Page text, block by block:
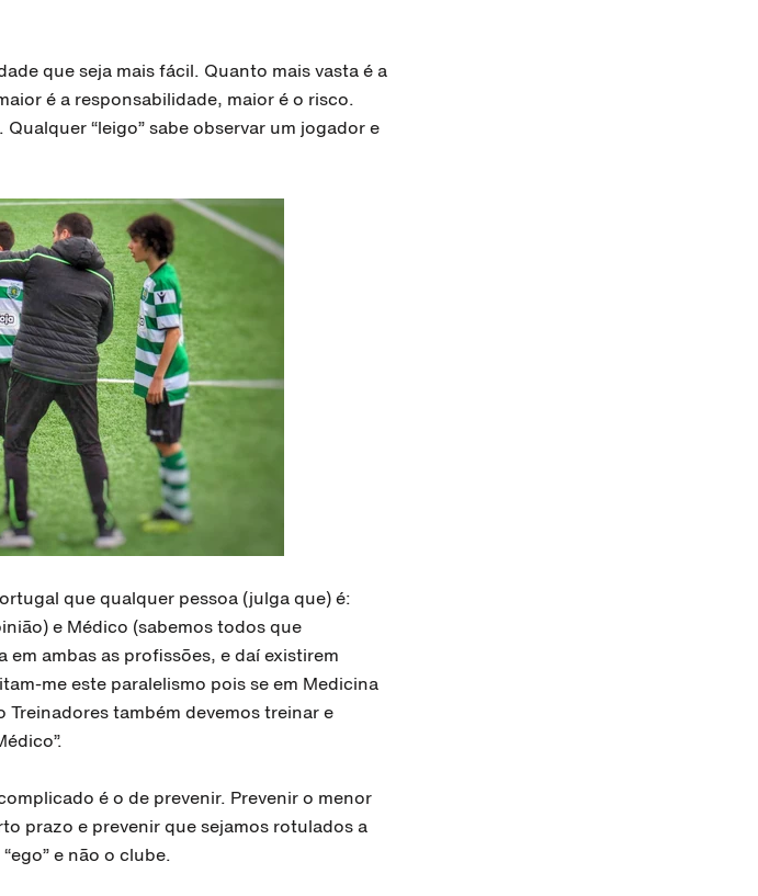
que seja mais fácil. Quanto mais vasta é a
é a responsabilidade, maior é o risco.
“leigo” sabe observar um jogador e
que qualquer pessoa (julga que) é:
e Médico (sabemos todos que
ambas as profissões, e daí existirem
me este paralelismo pois se em Medicina
também devemos treinar e
é o de prevenir. Prevenir o menor
prazo e prevenir que sejamos rotulados a
e não o clube.